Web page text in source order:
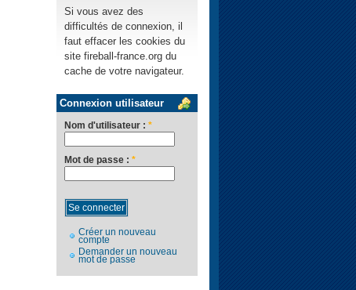
Si vous avez des
difficultés de connexion, il
faut effacer les cookies du
site fireball-france.org du
cache de votre navigateur.
Connexion utilisateur
Nom d'utilisateur : *
Mot de passe : *
Créer un nouveau
compte
Demander un nouveau
mot de passe